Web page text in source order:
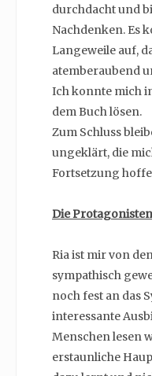
durchdacht und
Nachdenken. Es
Langeweile auf,
atemberaubend
Ich konnte mich
dem Buch lösen.
Zum Schluss
ungeklärt, die
Fortsetzung
Die
Ria ist mir von
sympathisch
noch fest an das
interessante
Menschen lesen
erstaunliche